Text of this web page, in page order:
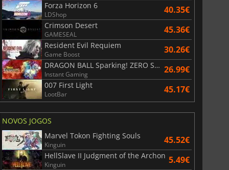
Gate 3
Forza Horizon 6
LDShop 40.35€
Crimson Desert
GAMESEAL 45.36€
Resident Evil Requiem
Game Boost 30.26€
DRAGON BALL Sparking! ZERO Super Limit Breaking NEO
Instant Gaming 26.99€
007 First Light
LootBar 45.17€
NOVOS JOGOS
Marvel Tokon Fighting Souls
Kinguin 45.52€
HellSlave II Judgment of the Archon
Kinguin 5.49€